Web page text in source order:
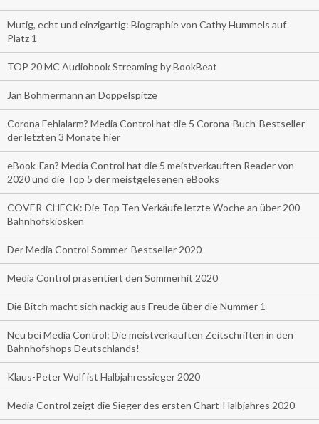
Mutig, echt und einzigartig: Biographie von Cathy Hummels auf
Platz 1
TOP 20 MC Audiobook Streaming by BookBeat
Jan Böhmermann an Doppelspitze
Corona Fehlalarm? Media Control hat die 5 Corona-Buch-Bestseller
der letzten 3 Monate hier
eBook-Fan? Media Control hat die 5 meistverkauften Reader von
2020 und die Top 5 der meistgelesenen eBooks
COVER-CHECK: Die Top Ten Verkäufe letzte Woche an über 200
Bahnhofskiosken
Der Media Control Sommer-Bestseller 2020
Media Control präsentiert den Sommerhit 2020
Die Bitch macht sich nackig aus Freude über die Nummer 1
Neu bei Media Control: Die meistverkauften Zeitschriften in den
Bahnhofshops Deutschlands!
Klaus-Peter Wolf ist Halbjahressieger 2020
Media Control zeigt die Sieger des ersten Chart-Halbjahres 2020